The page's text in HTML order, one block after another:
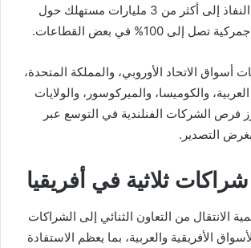
التجارة الحرة، تتيح النفاذ إلى أكثر من 3 مليارات مستهلك حول
100% في بعض القطاعات.
أسواق الاتحاد الأوروبي، والمملكة المتحدة،
والكوميسا، والميركوسور، والولايات
فرص الشركات الفنلندية في التوسع عبر
التصدير.
شراكات ثلاثية في أفريقيا
الانتقال من التعاون الثنائي إلى الشراكات
الأفريقية والعربية، بما يعظم الاستفادة